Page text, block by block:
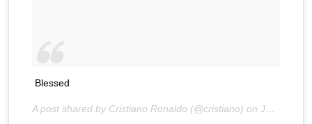
Blessed
A post shared by Cristiano Ronaldo (@cristiano) on Jul 4, 2017 at 8:45am PDT